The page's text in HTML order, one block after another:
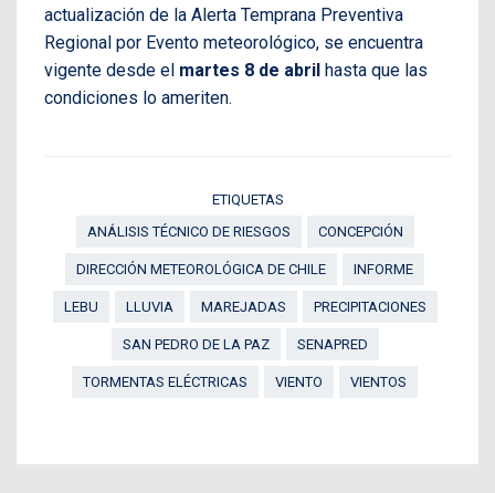
actualización de la Alerta Temprana Preventiva
Regional por Evento meteorológico, se encuentra
vigente desde el martes 8 de abril hasta que las
condiciones lo ameriten.
ETIQUETAS
ANÁLISIS TÉCNICO DE RIESGOS
CONCEPCIÓN
DIRECCIÓN METEOROLÓGICA DE CHILE INFORME
LEBU LLUVIA MAREJADAS PRECIPITACIONES
SAN PEDRO DE LA PAZ SENAPRED
TORMENTAS ELÉCTRICAS VIENTO VIENTOS